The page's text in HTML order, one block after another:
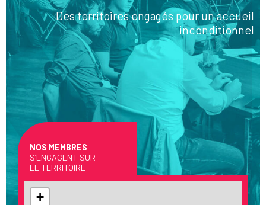
Des territoires engagés pour un accueil
inconditionnel
+
NOS MEMBRES
S’ENGAGENT SUR
LE TERRITOIRE